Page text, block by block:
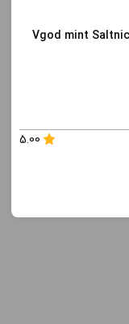
های محصول را
جویس سالت نعنا ویگاد | Vgod mint Saltnic
5.00